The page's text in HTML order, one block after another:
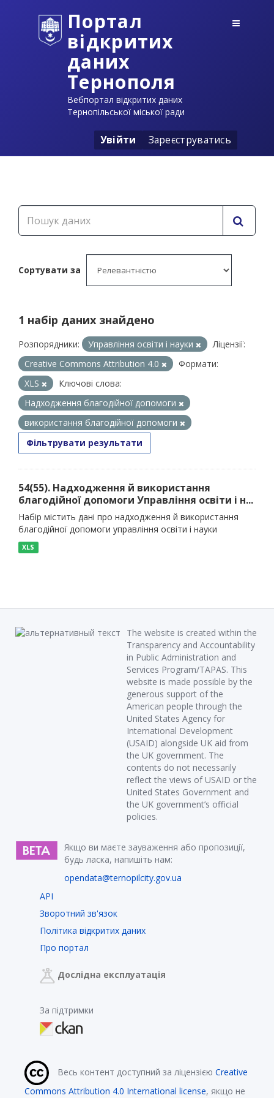
Портал
відкритих
даних
Тернополя
Вебпортал відкритих даних
Тернопільської міської ради
Увійти Зареєструватись
Сортувати за
1 набір даних знайдено
Розпорядники: Управління освіти і науки
Ліцензії:
Creative Commons Attribution 4.0
Формати:
XLS
Ключові слова:
Надходження благодійної допомоги
використання благодійної допомоги
Фільтрувати результати
54(55). Надходження й використання
благодійної допомоги Управління освіти і н...
Набір містить дані про надходження й використання
благодійної допомоги управління освіти і науки
XLS
The website is created within the
Transparency and Accountability
in Public Administration and
Services Program/TAPAS. This
website is made possible by the
generous support of the
American people through the
United States Agency for
International Development
(USAID) alongside UK aid from
the UK government. The
contents do not necessarily
reflect the views of USAID or the
United States Government and
the UK government’s official
policies.
Якщо ви маєте зауваження або пропозиції,
будь ласка, напишіть нам:
opendata@ternopilcity.gov.ua
API
Зворотний зв'язок
Політика відкритих даних
Про портал
Дослідна експлуатація
За підтримки
Весь контент доступний за ліцензією Creative
Commons Attribution 4.0 International license, якщо не